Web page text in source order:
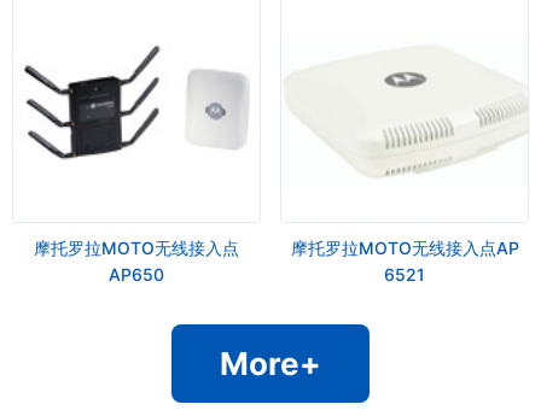
摩托罗拉MOTO无线接入点
AP650
摩托罗拉MOTO无线接入点AP
6521
More+